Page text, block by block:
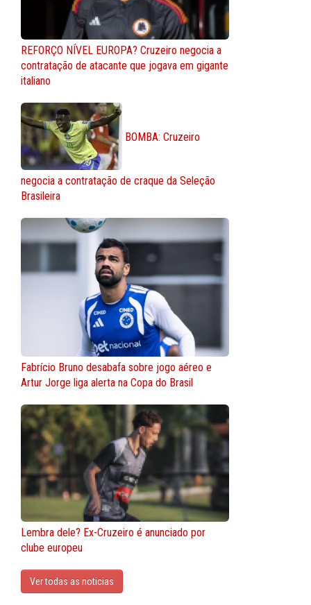
REFORÇO NÍVEL EUROPA? Cruzeiro negocia a
contratação de atacante que jogava em gigante
italiano
BOMBA: Cruzeiro
negocia a contratação de craque da Seleção
Brasileira
Fabrício Bruno desabafa sobre jogo aéreo e
Artur Jorge liga alerta na Copa do Brasil
Lembra dele? Ex-Cruzeiro é anunciado por
clube europeu
Ver todas as noticias